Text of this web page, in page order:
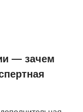
— зачем